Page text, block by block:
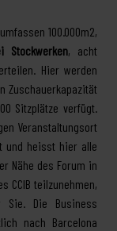
100.000m2,
Stockwerken, acht
Hier werden
Zuschauerkapazität
Sitzplätze verfügt.
Veranstaltungsort
und heisst hier alle
Nähe des Forum in
CCIB teilzunehmen,
Die Business
nach Barcelona